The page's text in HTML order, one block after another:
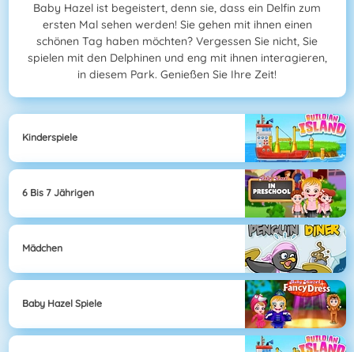
Baby Hazel ist begeistert, denn sie, dass ein Delfin zum
ersten Mal sehen werden! Sie gehen mit ihnen einen
schönen Tag haben möchten? Vergessen Sie nicht, Sie
spielen mit den Delphinen und eng mit ihnen interagieren,
in diesem Park. Genießen Sie Ihre Zeit!
Kinderspiele
6 Bis 7 Jährigen
Mädchen
Baby Hazel Spiele